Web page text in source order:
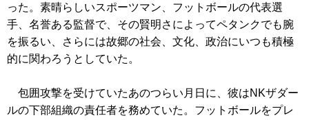
った。素晴らしいスポーツマン、フットボールの代表選
手、名誉ある監督で、その賢明さによってペタンクでも腕
を振るい、さらには故郷の社会、文化、政治にいつも積極
的に関わろうとしていた。
包囲攻撃を受けていたあのつらい月日に、彼はNKザダー
ルの下部組織の責任者を務めていた。フットボールをプレ